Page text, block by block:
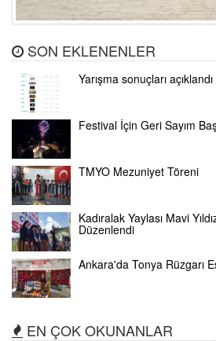
SON EKLENENLER
Yarışma sonuçları açıklandı
Festival İçin Geri Sayım
TMYO Mezuniyet Töreni
Kadıralak Yaylası Mavi
Düzenlendi
Ankara'da Tonya Rüzgarı
EN ÇOK OKUNANLAR